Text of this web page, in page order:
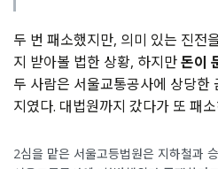
두 번 패소했지만, 의미 있는 진전
지 받아볼 법한 상황, 하지만돈이
두 사람은 서울교통공사에 상당한
지였다. 대법원까지 갔다가 또 패
2심을 맡은 서울고등법원은 지하철과